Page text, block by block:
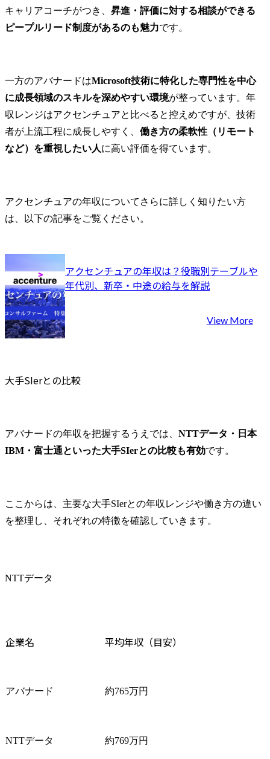
キャリアコーチがつき、 昇進・評価に対する相談ができる
ピープルリード制度があるのも魅力です。
一方のアバナードはMicrosoft技術に特化した専門性を中心
に成長領域のスキルを深めやすい環境が整っています。年
収レンジはアクセンチュアと比べると控えめですが、技術
者が上流工程に成長しやすく、 働き方の柔軟性（リモート
など）を重視したい人に高い評価を得ています。
アクセンチュアの年収についてさらに詳しく知りたい方
は、以下の記事をご覧ください。
アクセンチュアの年収は？役職別テーブルや
年代別、新卒・中途の給与を解説
View More
大手SIerとの比較
アバナードの年収を把握するうえでは、 NTTデータ・日本
IBM・富士通といった大手SIerとの比較も有効です。
ここからは、主要な大手SIerとの年収レンジや働き方の違い
を整理し、それぞれの特徴を確認していきます。
NTTデータ
企業名 平均年収（目安）
アバナード 約765万円
NTTデータ 約769万円